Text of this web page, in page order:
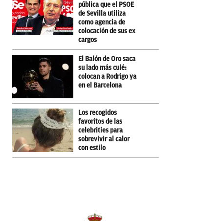
pública que el PSOE
de Sevilla utiliza
como agencia de
colocación de sus ex
cargos
El Balón de Oro saca
su lado más culé:
colocan a Rodrigo ya
en el Barcelona
Los recogidos
favoritos de las
celebrities para
sobrevivir al calor
con estilo